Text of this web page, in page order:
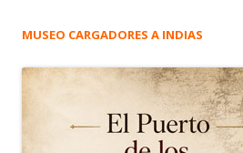
MUSEO CARGADORES A INDIAS